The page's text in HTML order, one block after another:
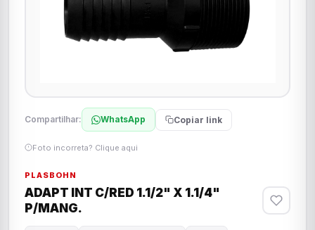
Compartilhar: WhatsApp Copiar link
Foto incorreta? Clique aqui
PLASBOHN
ADAPT INT C/RED 1.1/2" X 1.1/4"
P/MANG.